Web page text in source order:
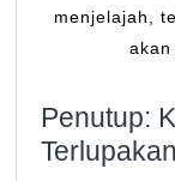
menjelajah,
akan
Penutup:
Terlupakan